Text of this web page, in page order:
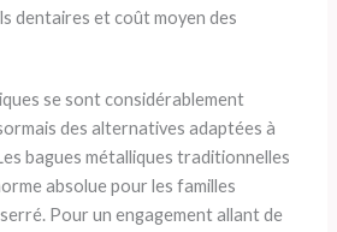
dentaires et coût moyen des
se sont considérablement
des alternatives adaptées à
bagues métalliques traditionnelles
absolue pour les familles
Pour un engagement allant de